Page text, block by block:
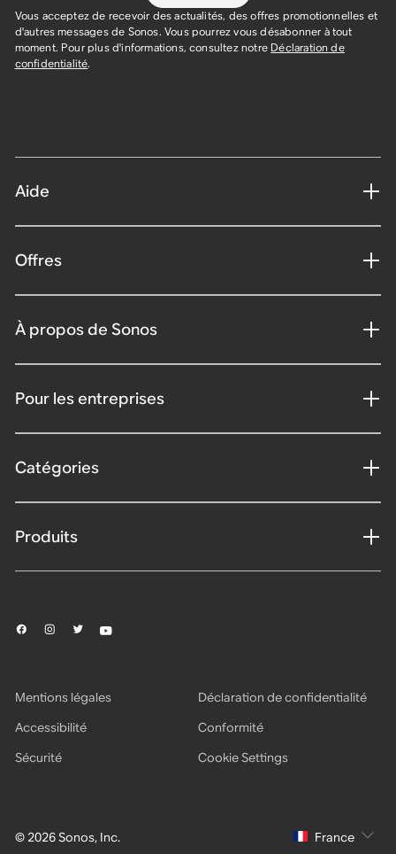
Vous acceptez de recevoir des actualités, des offres promotionnelles et
d'autres messages de Sonos. Vous pourrez vous désabonner à tout
moment. Pour plus d'informations, consultez notre Déclaration de
confidentialité.
Aide
Offres
À propos de Sonos
Pour les entreprises
Catégories
Produits
© 2026 Sonos, Inc.
Mentions légales
Déclaration de confidentialité
Accessibilité
Conformité
Sécurité
Cookie Settings
France